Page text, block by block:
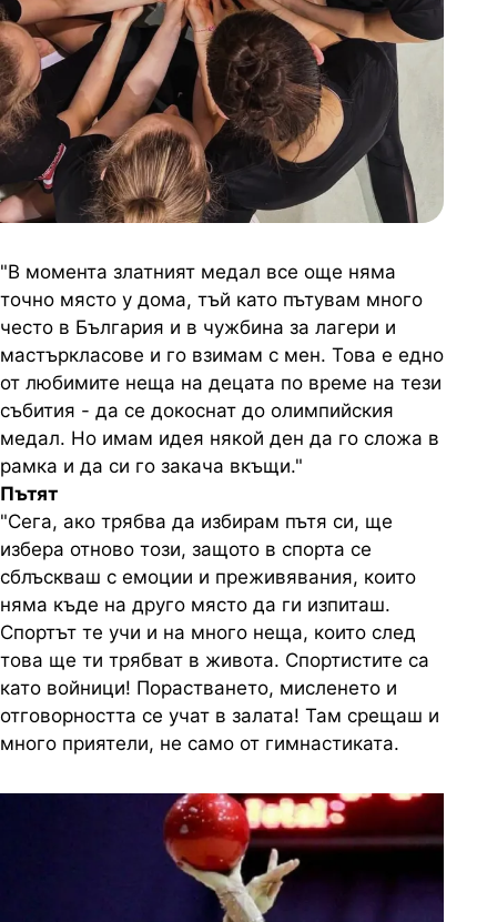
"В момента златният медал все още няма
точно място у дома, тъй като пътувам много
често в България и в чужбина за лагери и
мастъркласове и го взимам с мен. Това е едно
от любимите неща на децата по време на тези
събития - да се докоснат до олимпийския
медал. Но имам идея някой ден да го сложа в
рамка и да си го закача вкъщи."
Пътят
"Сега, ако трябва да избирам пътя си, ще
избера отново този, защото в спорта се
сблъскваш с емоции и преживявания, които
няма къде на друго място да ги изпиташ.
Спортът те учи и на много неща, които след
това ще ти трябват в живота. Спортистите са
като войници! Порастването, мисленето и
отговорността се учат в залата! Там срещаш и
много приятели, не само от гимнастиката.